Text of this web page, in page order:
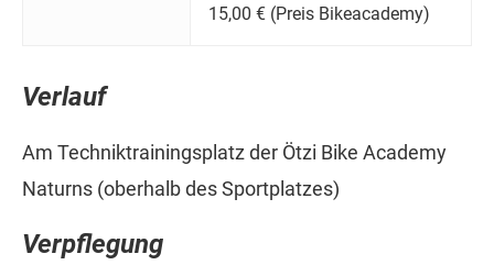
15,00 € (Preis Bikeacademy)
Verlauf
Am Techniktrainingsplatz der Ötzi Bike Academy
Naturns (oberhalb des Sportplatzes)
Verpflegung